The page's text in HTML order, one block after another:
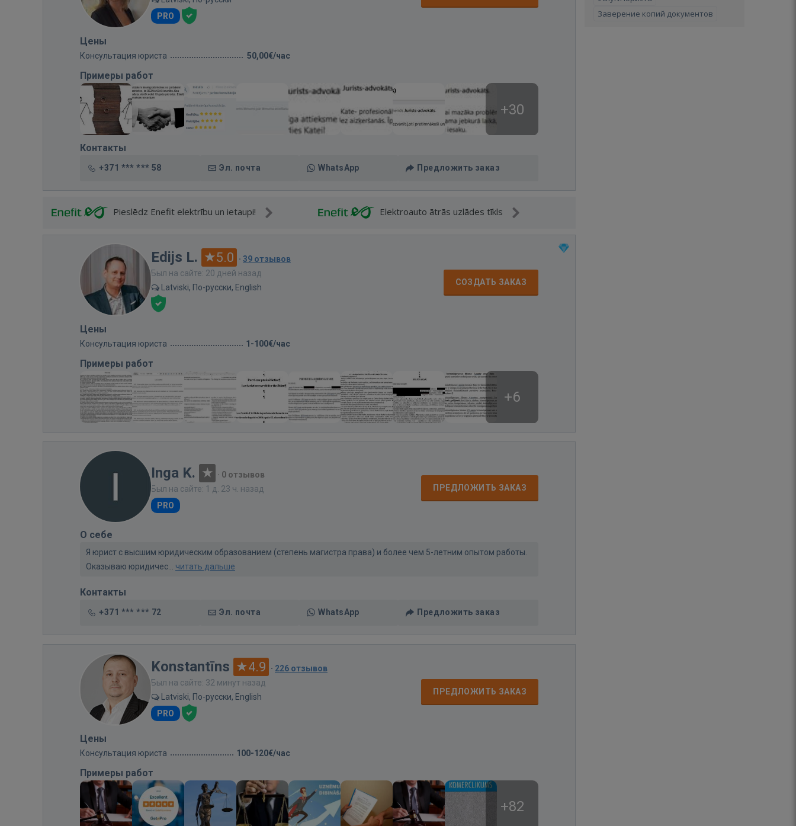
PRO
Цены
Консультация юриста 50,00€/час
Примеры работ
+30
Контакты
+371 *** *** 58 Эл. почта WhatsApp Предложить заказ
Pieslēdz Enefit elektrību un ietaupi! Elektroauto ātrās uzlādes tīkls
Edijs L. 5.0 · 39 отзывов
Был на сайте: 20 дней назад
Latviski, По-русски, English
СОЗДАТЬ ЗАКАЗ
Цены
Консультация юриста 1-100€/час
Примеры работ
+6
Inga K. · 0 отзывов
Был на сайте: 1 д. 23 ч. назад
PRO
ПРЕДЛОЖИТЬ ЗАКАЗ
О себе
Я юрист с высшим юридическим образованием (степень магистра права) и более чем 5-летним опытом работы.
Оказываю юридичес... читать дальше
Контакты
+371 *** *** 72 Эл. почта WhatsApp Предложить заказ
Konstantīns 4.9 · 226 отзывов
Был на сайте: 32 минут назад
Latviski, По-русски, English
PRO
ПРЕДЛОЖИТЬ ЗАКАЗ
Цены
Консультация юриста 100-120€/час
Примеры работ
+82
Заверение копий документов